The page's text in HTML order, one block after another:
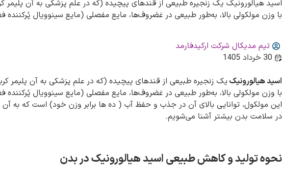
اسید هیالورونیک یک زنجیره طبیعی از قندهای پیچیده (که در علم پزشکی به آن
با وزن مولکولی بالا، به‌طور طبیعی در غضروف‌ها، مایع مفصلی (مایع سینوویال
تیم مدیکال شرکت ارکیدفارمد
30 خرداد 1405
اسید هیالورونیک یک زنجیره طبیعی از قندهای پیچیده (که در علم پزشکی به آن پلیمر
با وزن مولکولی بالا، به‌طور طبیعی در غضروف‌ها، مایع مفصلی (مایع سینوویال
این مولکول، توانایی بالای آن در جذب و حفظ آب ( ده ها برابر وزن خود) است که به
در سلامت بدن بیشتر آشنا می‌شویم.
نحوه تولید و کاهش طبیعی اسید هیالورونیک در بدن